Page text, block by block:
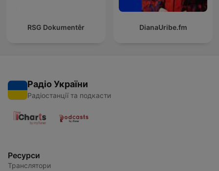
RSG Dokumentêr DianaUribe.fm
Радіо України
Радіостанції та подкасти
Ресурси
Транслятори